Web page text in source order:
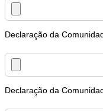
Declaração da
Declaração da